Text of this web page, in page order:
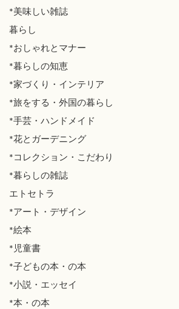
*美味しい雑誌
暮らし
*おしゃれとマナー
*暮らしの知恵
*家づくり・インテリア
*旅をする・外国の暮らし
*手芸・ハンドメイド
*花とガーデニング
*コレクション・こだわり
*暮らしの雑誌
エトセトラ
*アート・デザイン
*絵本
*児童書
*子どもの本・の本
*小説・エッセイ
*本・の本